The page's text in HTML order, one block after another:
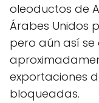
oleoductos de
Árabes Unidos
pero aún así se
exportaciones
bloqueadas.